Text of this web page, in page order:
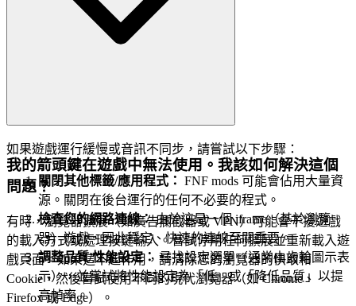
如果遊戲運行緩慢或音訊不同步，請嘗試以下步驟：
關閉其他標籤/應用程式： FNF mods 可能會佔用大量資
源。關閉在後台運行的任何不必要的程式。
檢查您的網路連線：由於這是一個 iframe（基於瀏覽
器）遊戲，因此穩定、快速的連線至關重要。
調整品質/性能設定： 尋找設定選單（通常由齒輪圖示表
示），並嘗試將性能設定為「低」或「降低品質」以提
高幀率。
我的箭頭鍵在遊戲中無法使用。我該如何解決這個
問題？
有時，瀏覽器擴展（如廣告攔截器或 VPN）可能會干擾遊戲
的載入方式或處理按鍵輸入。嘗試停用任何擴展並重新載入遊
戲頁面。如果這不起作用，請清除您的瀏覽器的快取和
Cookie，然後嘗試使用不同的現代瀏覽器（如 Chrome、
Firefox 或 Edge）。